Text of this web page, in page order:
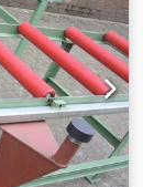
koeler,
Model:
Droge lucht
2x 50 liter
lucht
heeft of meer
of bel ons.